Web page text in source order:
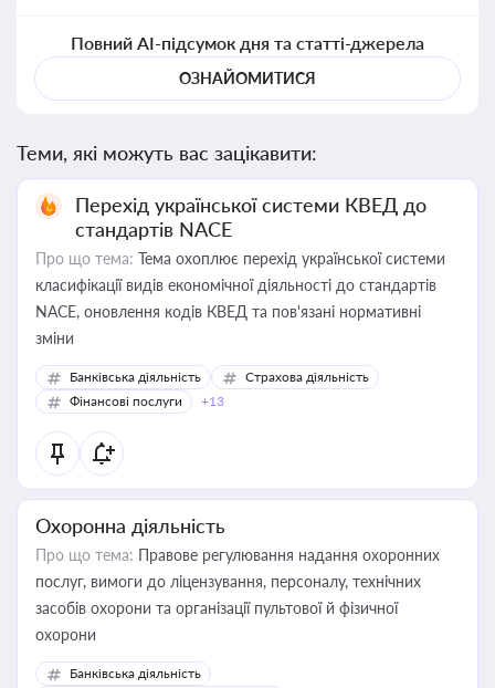
Повний AI-підсумок дня та статті-джерела
ОЗНАЙОМИТИСЯ
Теми, які можуть вас зацікавити:
Перехід української системи КВЕД до
стандартів NACE
Про що тема: Тема охоплює перехід української системи
класифікації видів економічної діяльності до стандартів
NACE, оновлення кодів КВЕД та пов'язані нормативні
зміни
Банківська діяльність
Страхова діяльність
Фінансові послуги
+13
Охоронна діяльність
Про що тема: Правове регулювання надання охоронних
послуг, вимоги до ліцензування, персоналу, технічних
засобів охорони та організації пультової й фізичної
охорони
Банківська діяльність